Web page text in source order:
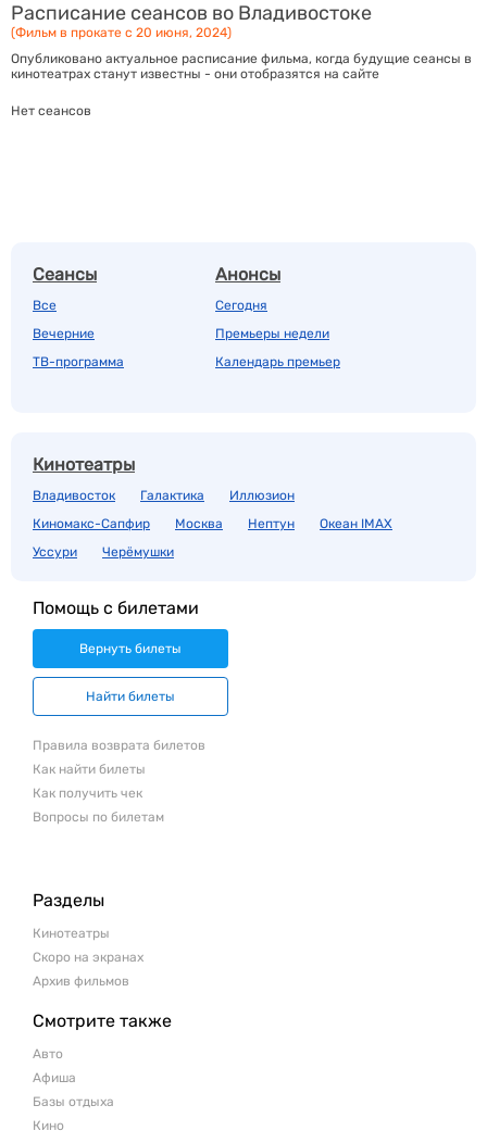
Расписание сеансов во Владивостоке
(Фильм в прокате с 20 июня, 2024)
Опубликовано актуальное расписание фильма, когда будущие сеансы в
кинотеатрах станут известны - они отобразятся на сайте
Нет сеансов
Сеансы
Все
Вечерние
ТВ-программа
Анонсы
Сегодня
Премьеры недели
Календарь премьер
Кинотеатры
Владивосток Галактика
Иллюзион
Киномакс-Сапфир
Москва Нептун
Океан IMAX
Уссури
Черёмушки
Помощь с билетами
Вернуть билеты
Найти билеты
Правила возврата билетов
Как найти билеты
Как получить чек
Вопросы по билетам
Разделы
Кинотеатры
Скоро на экранах
Архив фильмов
Смотрите также
Авто
Афиша
Базы отдыха
Кино